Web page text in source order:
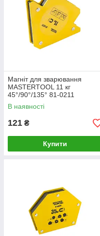
Магніт для зварювання
MASTERTOOL 11 кг
45°/90°/135° 81-0211
В наявності
121 ₴
Купити